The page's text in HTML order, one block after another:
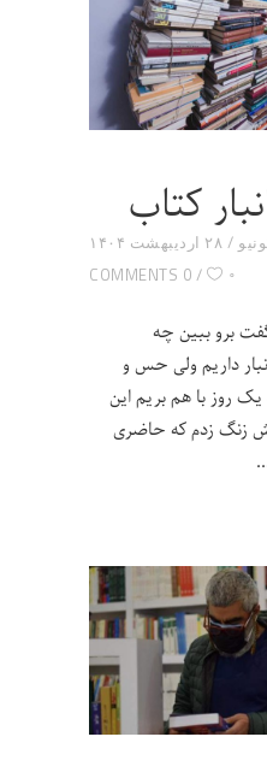
کتاب
۲۸ اردیبهشت ۱۴۰۴
0 COMMENTS
۰
برو ببین چه
داریم ولی حس و
روز با هم بریم این
زنگ زدم که حاضری